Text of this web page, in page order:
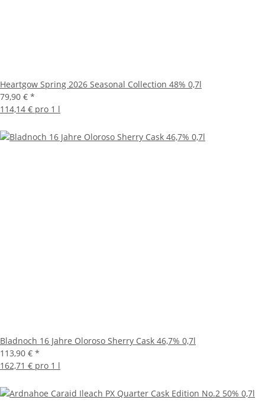
Heartgow Spring 2026 Seasonal Collection 48% 0,7l
79,90 € *
114,14 € pro 1 l
Bladnoch 16 Jahre Oloroso Sherry Cask 46,7% 0,7l
113,90 € *
162,71 € pro 1 l